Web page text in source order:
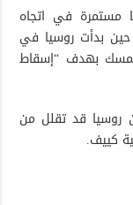
مستمرة في اتجاه
بدأت روسيا في
بهدف “إسقاط
روسيا قد تقلل من
كييف.